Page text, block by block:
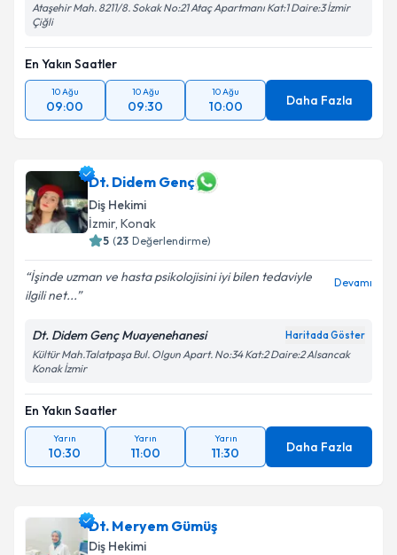
Ataşehir Mah. 8211/8. Sokak No:21 Ataç Apartmanı Kat:1 Daire:3 İzmir
Çiğli
En Yakın Saatler
10 Ağu
09:00
10 Ağu
09:30
10 Ağu
10:00 Daha Fazla
Dt. Didem Genç
Diş Hekimi
İzmir, Konak
5 (23 Değerlendirme)
İşinde uzman ve hasta psikolojisini iyi bilen tedaviyle
ilgili net...
Devamı
Dt. Didem Genç Muayenehanesi Haritada Göster
Kültür Mah.Talatpaşa Bul. Olgun Apart. No:34 Kat:2 Daire:2 Alsancak
Konak İzmir
En Yakın Saatler
Yarın
10:30
Yarın
11:00
Yarın
11:30 Daha Fazla
Dt. Meryem Gümüş
Diş Hekimi